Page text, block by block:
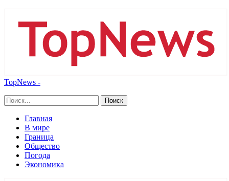
TopNews -
Главная
В мире
Граница
Общество
Погода
Экономика